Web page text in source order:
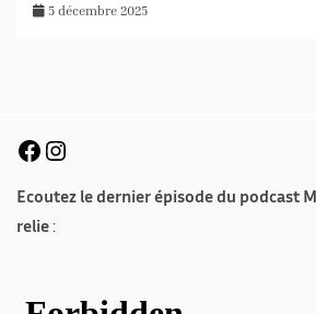
5 décembre 2025
Ecoutez le dernier épisode du podcast
relie: